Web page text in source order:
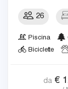
26
Piscina
Biciclette
da €